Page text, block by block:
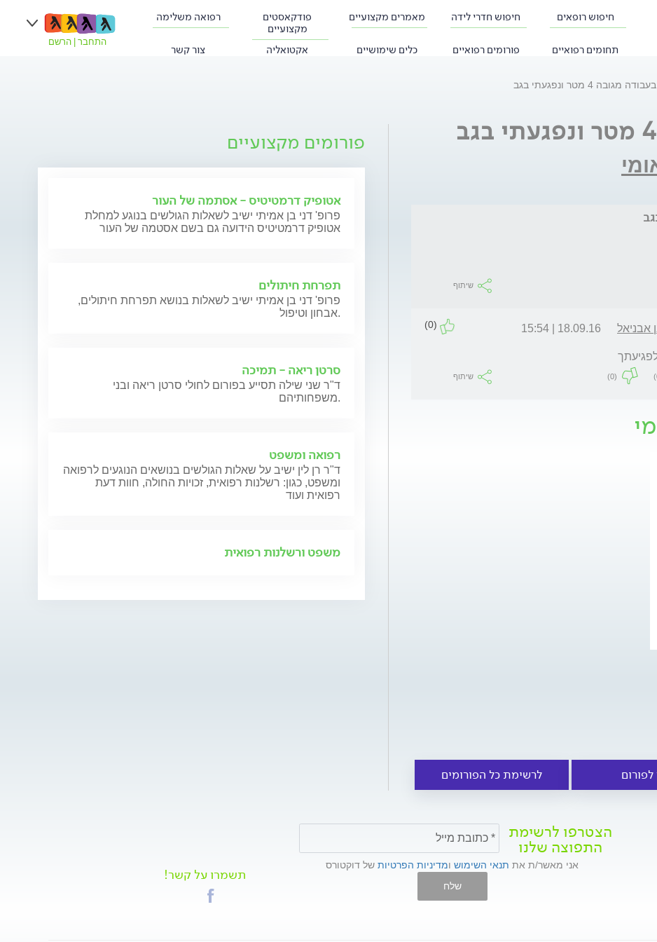
חיפוש רופאים חיפוש חדרי לידה מאמרים מקצועיים
פודקאסטים
מקצועיים
רפואה משלימה
תחומים רפואיים פורומים רפואיים כלים שימושיים אקטואליה צור קשר
התחבר הרשם
מגובה 4 מטר ונפגעתי בגב
שיתוף
אבניאל 18.09.16 | 15:54
(0)
(0) שיתוף
לפורום לרשימת כל הפורומים
פורומים מקצועיים
אטופיק דרמטיטיס - אסתמה של העור
פרופ' דני בן אמיתי ישיב לשאלות הגולשים בנוגע למחלת
אטופיק דרמטיטיס הידועה גם בשם אסטמה של העור
תפרחת חיתולים
פרופ' דני בן אמיתי ישיב לשאלות בנושא תפרחת חיתולים,
אבחון וטיפול.
סרטן ריאה - תמיכה
ד"ר שני שילה תסייע בפורום לחולי סרטן ריאה ובני
משפחותיהם.
רפואה ומשפט
ד"ר רן לין ישיב על שאלות הגולשים בנושאים הנוגעים לרפואה
ומשפט, כגון: רשלנות רפואית, זכויות החולה, חוות דעת
רפואית ועוד
משפט ורשלנות רפואית
הצטרפו לרשימת
התפוצה שלנו
אני מאשר/ת את תנאי השימוש ומדיניות הפרטיות של דוקטורס
שלח
תשמרו על קשר!